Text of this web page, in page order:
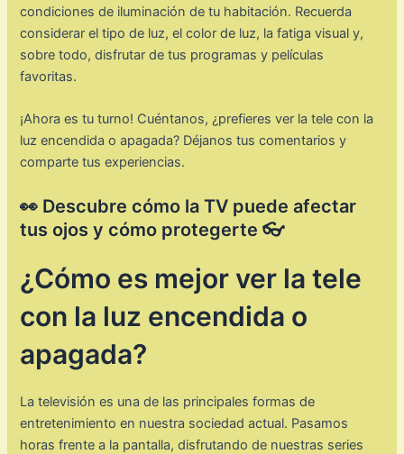
condiciones de iluminación de tu habitación. Recuerda
considerar el tipo de luz, el color de luz, la fatiga visual y,
sobre todo, disfrutar de tus programas y películas
favoritas.
¡Ahora es tu turno! Cuéntanos, ¿prefieres ver la tele con la
luz encendida o apagada? Déjanos tus comentarios y
comparte tus experiencias.
👀 Descubre cómo la TV puede afectar
tus ojos y cómo protegerte 👓
¿Cómo es mejor ver la tele
con la luz encendida o
apagada?
La televisión es una de las principales formas de
entretenimiento en nuestra sociedad actual. Pasamos
horas frente a la pantalla, disfrutando de nuestras series